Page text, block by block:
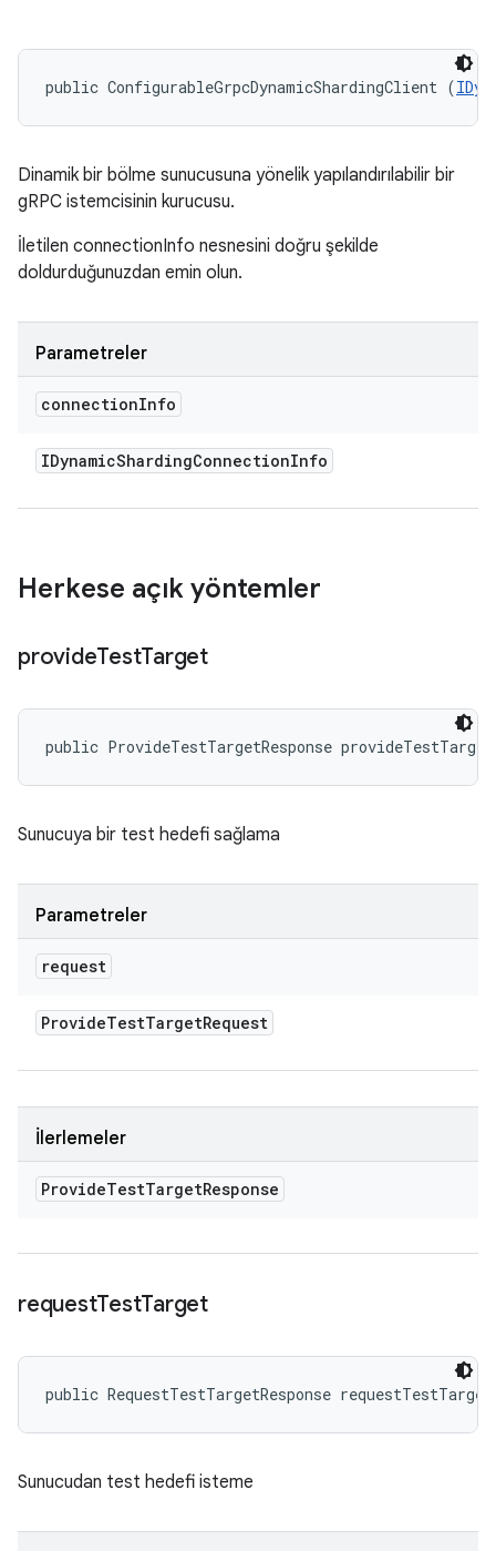
public ConfigurableGrpcDynamicShardingClient (
Dinamik bir bölme sunucusuna yönelik yapılandırılabilir bir
gRPC istemcisinin kurucusu.
İletilen connectionInfo nesnesini doğru şekilde
doldurduğunuzdan emin olun.
Parametreler
connectionInfo
IDynamicShardingConnectionInfo
Herkese açık yöntemler
provideTestTarget
public ProvideTestTargetResponse
Sunucuya bir test hedefi sağlama
Parametreler
request
ProvideTestTargetRequest
İlerlemeler
ProvideTestTargetResponse
requestTestTarget
public RequestTestTargetResponse
Sunucudan test hedefi isteme